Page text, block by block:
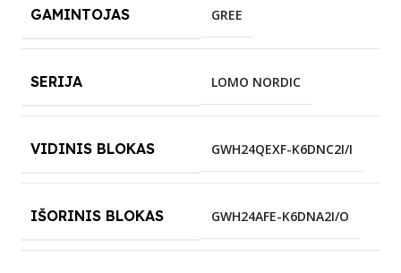
GAMINTOJAS GREE
SERIJA LOMO NORDIC
VIDINIS BLOKAS GWH24QEXF-K6DNC2I/I
IŠORINIS BLOKAS GWH24AFE-K6DNA2I/O